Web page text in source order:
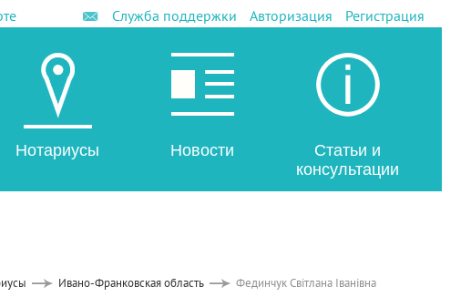
Служба поддержки Авторизация Регистрация
Нотариусы Новости
Статьи и
консультации
Ивано-Франковская область Фединчук Світлана Іванівна